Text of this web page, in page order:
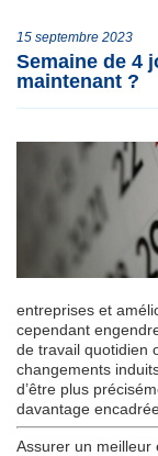
15 septembre 2023
Semaine de 4
maintenant ?
entreprises et
cependant
de travail quotidien
changements
d’être plus
davantage
Assurer un meilleur